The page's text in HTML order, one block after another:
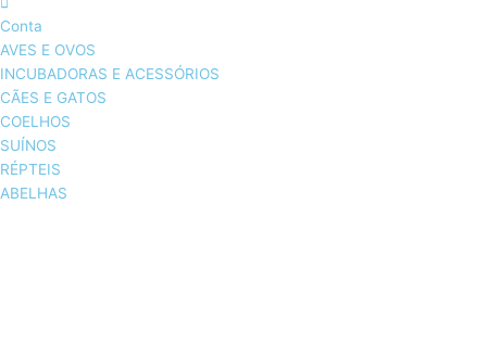
Conta
AVES E OVOS
INCUBADORAS E ACESSÓRIOS
CÃES E GATOS
COELHOS
SUÍNOS
RÉPTEIS
ABELHAS